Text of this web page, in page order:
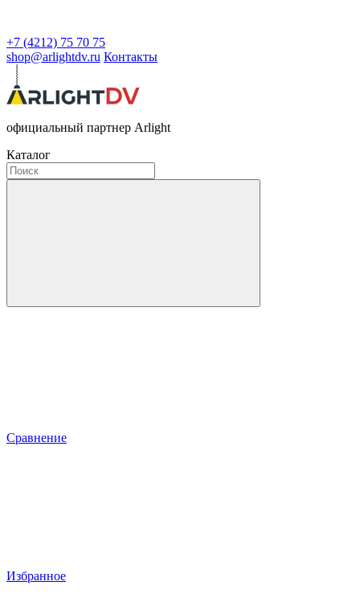
+7 (4212) 75 70 75
shop@arlightdv.ru Контакты
официальный партнер Arlight
Каталог
Сравнение
Избранное